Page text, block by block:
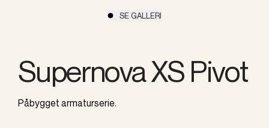
SE GALLERI
Supernova XS Pivot
Påbygget armaturserie.